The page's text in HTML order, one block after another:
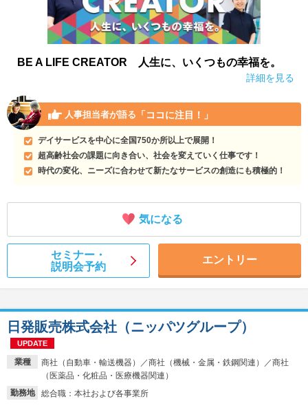
BE A LIFE CREATOR 人生に、いくつもの幸福を。
詳細を見る
人事担当者が語る 「ココに注目！」
デイサービスを中心に全国750か所以上で展開！
超高齢社会の課題に向き合い、社会を変えていく仕事です！
時代の変化、ニーズに合わせて新たなサービスの創造にも積極的！
気になる
セミナー・
説明会予約
エントリー
業種
商社（自動車・輸送機器）／商社（機械・金属・鉄鋼関連）／商社
（医薬品・化粧品・医療機器関連）
勤務地
総合職：本社および各事業所
日発販売株式会社（ニッパツグループ）
UPDATE